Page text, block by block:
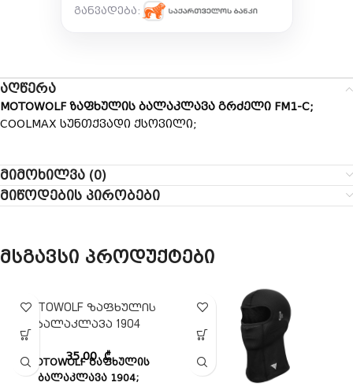
განვადება:
აღწერა
MOTOWOLF ზაფხულის ბალაკლავა გრძელი FM1-C;
COOLMAX სუნთქვადი ქსოვილი;
მიმოხილვა (0)
მიწოდების პირობები
მსგავსი პროდუქტები
MOTOWOLF ზაფხულის
ბალაკლავა 1904
35,00₾
MOTOWOLF ზაფხულის
ბალაკლავა 1904;